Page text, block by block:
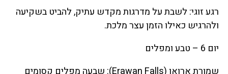
רגע זוגי: לשבת על מדרגות מקדש עתיק, להביט בשקיעה
ולהרגיש כאילו הזמן עצר מלכת.
יום 6 – טבע ומפלים
שמורת ארואן (Erawan Falls): שבעה מפלים קסומים